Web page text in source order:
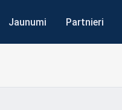
Jaunumi Partnieri